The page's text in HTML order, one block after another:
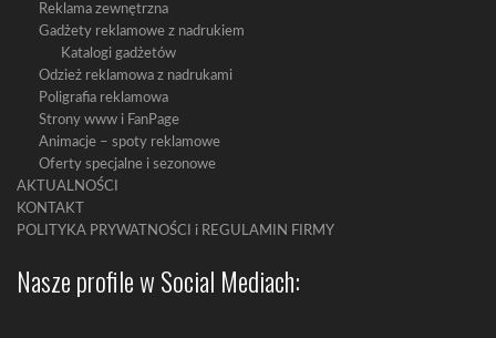
Reklama zewnętrzna
Gadżety reklamowe z nadrukiem
Katalogi gadżetów
Odzież reklamowa z nadrukami
Poligrafia reklamowa
Strony www i FanPage
Animacje – spoty reklamowe
Oferty specjalne i sezonowe
AKTUALNOŚCI
KONTAKT
POLITYKA PRYWATNOŚCI i REGULAMIN FIRMY
Nasze profile w Social Mediach: